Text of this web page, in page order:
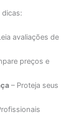
dicas:
avaliações de
preços e
– Proteja seus